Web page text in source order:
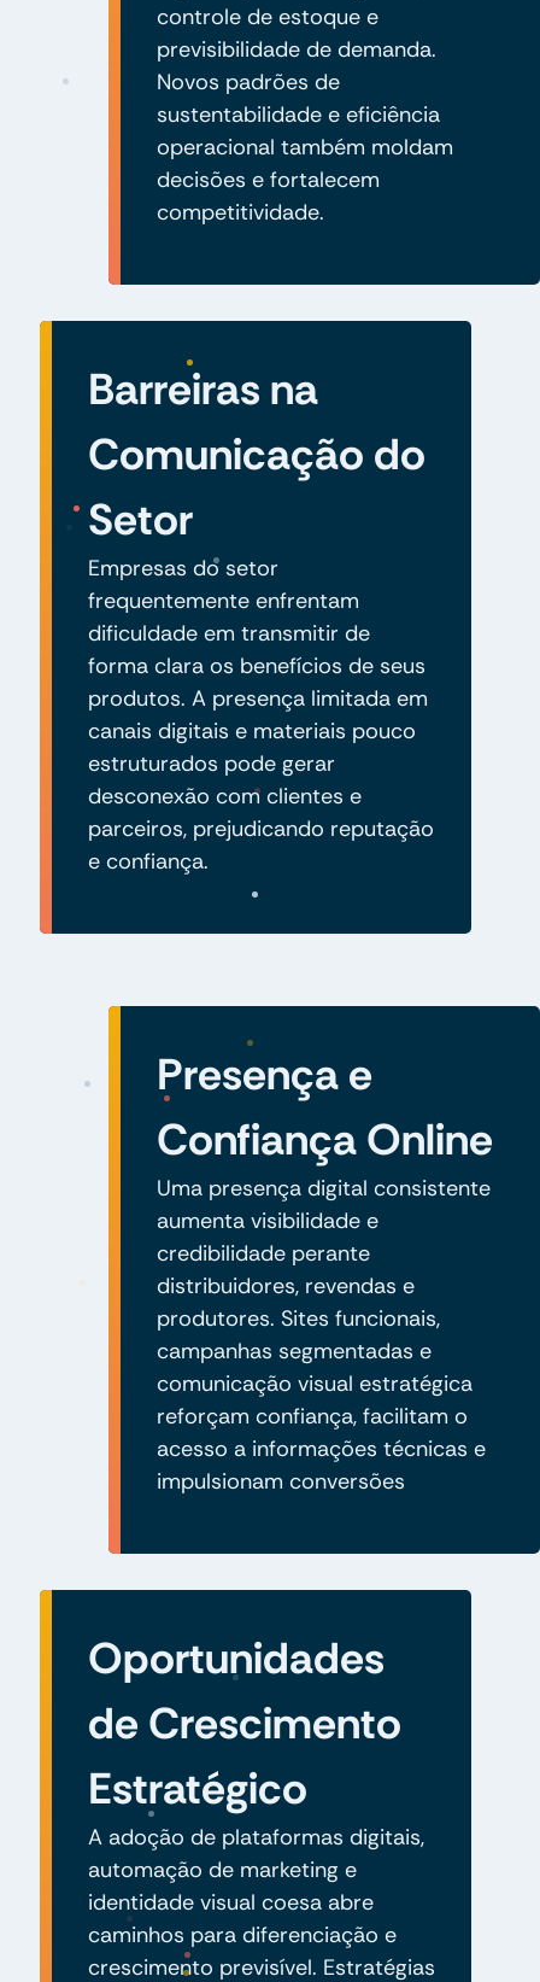
controle de estoque e
previsibilidade de demanda.
Novos padrões de
sustentabilidade e eficiência
operacional também moldam
decisões e fortalecem
competitividade.
Barreiras na
Comunicação do
Setor
Empresas do setor
frequentemente enfrentam
dificuldade em transmitir de
forma clara os benefícios de seus
produtos. A presença limitada em
canais digitais e materiais pouco
estruturados pode gerar
desconexão com clientes e
parceiros, prejudicando reputação
e confiança.
Presença e
Confiança Online
Uma presença digital consistente
aumenta visibilidade e
credibilidade perante
distribuidores, revendas e
produtores. Sites funcionais,
campanhas segmentadas e
comunicação visual estratégica
reforçam confiança, facilitam o
acesso a informações técnicas e
impulsionam conversões
Oportunidades
de Crescimento
Estratégico
A adoção de plataformas digitais,
automação de marketing e
identidade visual coesa abre
caminhos para diferenciação e
crescimento previsível. Estratégias